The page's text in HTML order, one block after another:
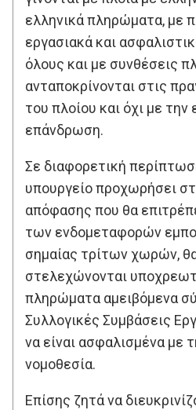
ελληνικά πληρώματα, με
εργασιακά και
όλους και με συνθέσεις
ανταποκρίνονται στις
του πλοίου και όχι με την
επάνδρωση.
Σε διαφορετική
υπουργείο προχωρήσει
απόφασης που θα
των ενδομεταφορών
σημαίας τρίτων χωρών,
στελεχώνονται
πληρώματα αμειβόμενα
Συλλογικές Συμβάσεις
να είναι ασφαλισμένα με
νομοθεσία.
Επίσης ζητά να